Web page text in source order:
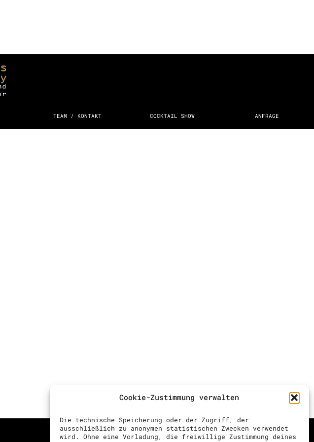
Cookie-Zustimmung verwalten
Die technische Speicherung oder der Zugriff, der
ausschließlich zu anonymen statistischen Zwecken verwendet
wird. Ohne eine Vorladung, die freiwillige Zustimmung deines
TEAM / KONTAKT COCKTAIL SHOW ANFRAGE